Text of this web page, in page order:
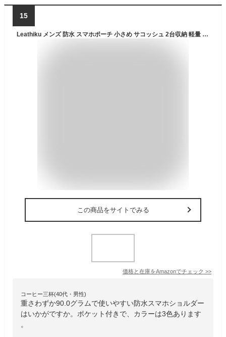
15
Leathiku メンズ 防水 スマホポーチ 小さめ サコッシュ 2台収納 軽量 スマホショルダー 斜めがけ スマホぽーち スマホバッグ 縦型 ショルダーバッグ 調整可能 小物入れ 携帯 アウトドア ブラック
この商品をサイトでみる
価格と在庫をAmazonでチェック >>
コーヒー三杯(40代・男性)
重さわずか90.0グラムで使いやすい防水スマホショルダー
はいかがですか。ポケット付きで、カラーは3色あります
。